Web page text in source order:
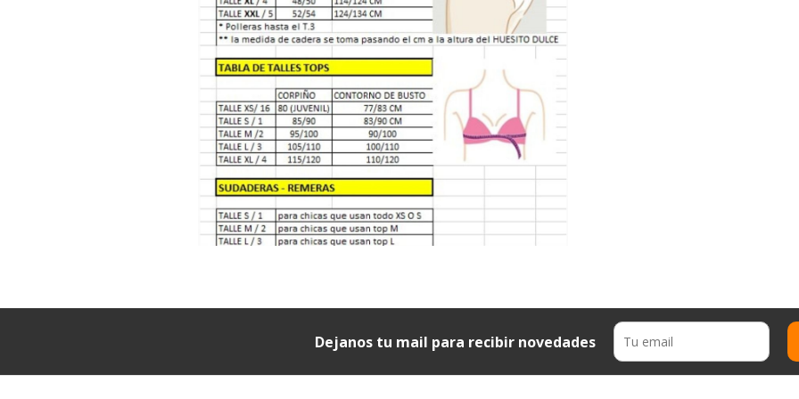
Dejanos tu mail para recibir novedades